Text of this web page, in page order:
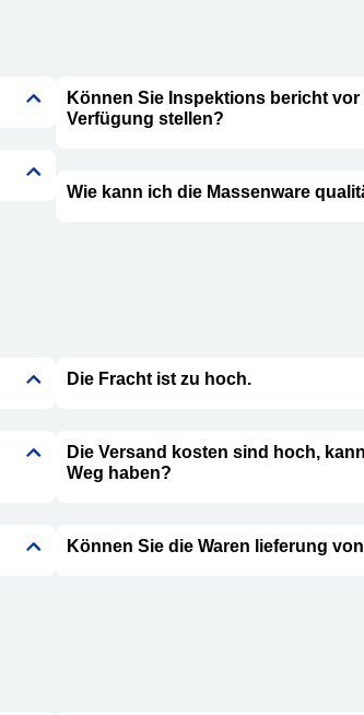
Können Sie Inspektions bericht
Verfügung stellen?
Wie kann ich die Massenware
Die Fracht ist zu hoch.
Die Versand kosten sind hoch,
Weg haben?
Können Sie die Waren lieferung